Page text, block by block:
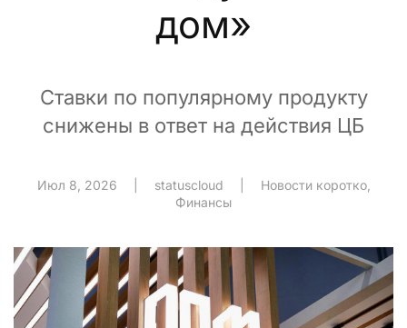
дом»
Ставки по популярному продукту
снижены в ответ на действия ЦБ
Июл 8, 2026 statuscloud Новости коротко,
Финансы